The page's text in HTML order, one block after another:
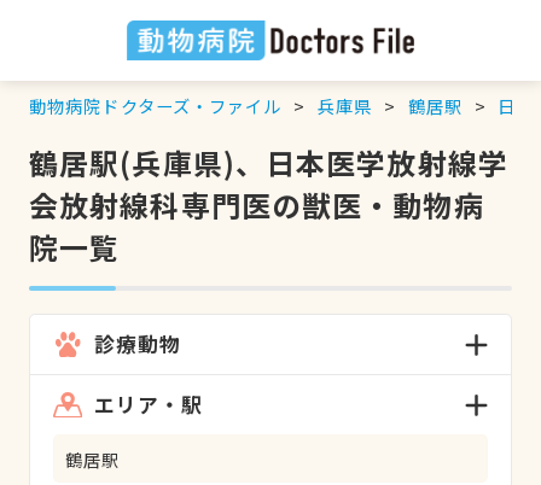
動物病院ドクターズ・ファイル 兵庫県 鶴居駅 日本
鶴居駅(兵庫県)、日本医学放射線学
会放射線科専門医の獣医・動物病
院一覧
診療動物
エリア・駅
鶴居駅